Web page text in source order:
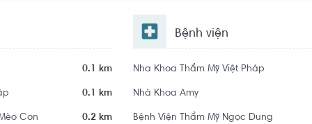
0.1 km
0.1 km
Con 0.2 km
Bệnh viện
Nha Khoa Thẩm Mỹ Việt Pháp
Nhà Khoa Amy
Bệnh Viện Thẩm Mỹ Ngọc Dung